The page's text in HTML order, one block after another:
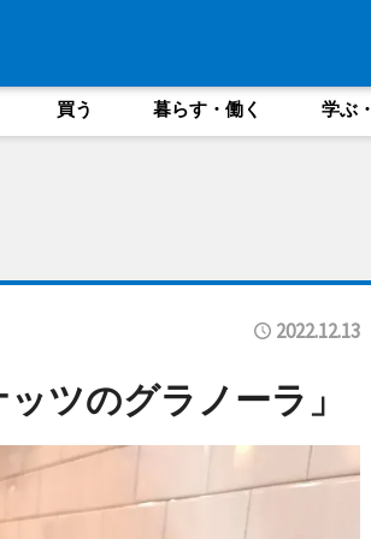
買う 暮らす・働く 学ぶ
2022.12.13
ツのグラノーラ」